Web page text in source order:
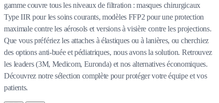
gamme couvre tous les niveaux de filtration : masques chirurgicaux
Type IIR pour les soins courants, modèles FFP2 pour une protection
maximale contre les aérosols et versions à visière contre les projections.
Que vous préfériez les attaches à élastiques ou à lanières, ou cherchiez
des options anti-buée et pédiatriques, nous avons la solution. Retrouvez
les leaders (3M, Medicom, Euronda) et nos alternatives économiques.
Découvrez notre sélection complète pour protéger votre équipe et vos
patients.